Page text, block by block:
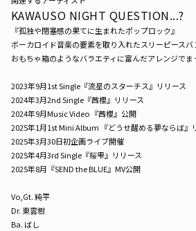
KAWAUSO NIGHT QUESTION...?
『孤独や閉塞感の果てに生まれたポップロック』
ボーカロイド音楽の要素を取り入れたスリーピースバ
おもちゃ箱のようなバラエティに富んだアレンジで
2023年9月1st Single『流星のスターチス』リリース
2024年3月2nd Single『茜櫻』リリース
2024年9月Music Video 『茜櫻』公開
2025年1月1st Mini Album 『どうせ醒める夢ならば』
2025年3月30日初企画ライブ開催
2025年4月3rd Single『桜雫』リリース
2025年8月『SEND the BLUE』MV公開
Vo,Gt. 純平
Dr. 東雲樹
Ba. ばし